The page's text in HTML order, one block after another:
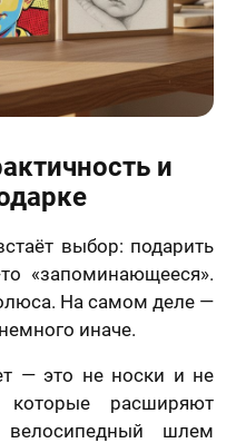
и
выбор: подарить
«запоминающееся».
На самом деле —
иначе.
— это не носки и не
расширяют
шлем